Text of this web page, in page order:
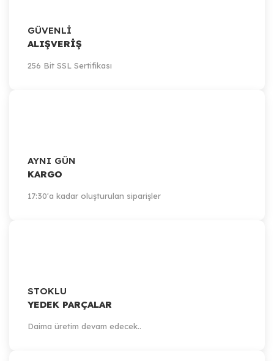
GÜVENLİ
ALIŞVERİŞ
256 Bit SSL Sertifikası
AYNI GÜN
KARGO
17:30'a kadar oluşturulan siparişler
STOKLU
YEDEK PARÇALAR
Daima üretim devam edecek..